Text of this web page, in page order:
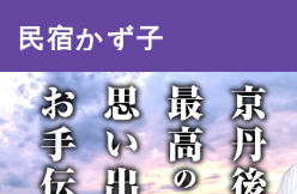
民宿かず子